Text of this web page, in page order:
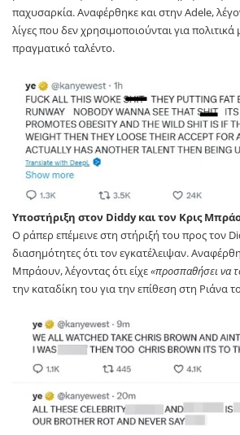
παχυσαρκία. Αναφέρθηκε και στην Adele,
λίγες που δεν χρησιμοποιούνται για
πραγματικό ταλέντο.
Υποστήριξη στον Diddy και τον Κρις
Ο ράπερ επέμεινε στη στήριξή του προς τον
διασημότητες ότι τον εγκατέλειψαν.
Μπράουν, λέγοντας ότι είχε«προσπαθήσει να
την καταδίκη του για την επίθεση στη Ριάνα